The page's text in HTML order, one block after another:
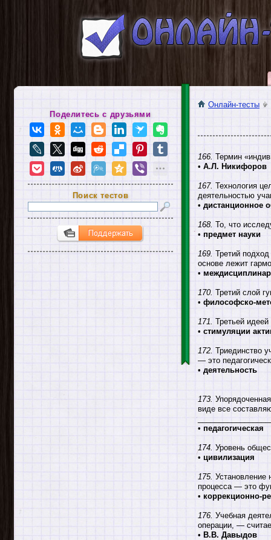
Онлайн-тесты
166. Термин
• А.Л. Никифоров
167. Технология
деятельностью
• дистанционное
168. То, что
• предмет науки
169. Третий
основе лежит
•
170. Третий слой
• философско-
171. Третьей идеей
• стимуляции
172. Триединство
— это
• деятельность
173.
виде все
• педагогическая
174. Уровень
• цивилизация
175. Установление
процесса — это
• коррекционно-
176. Учебная
операции, —
• В.В. Давыдов
Поделитесь с друзьями
Поиск тестов